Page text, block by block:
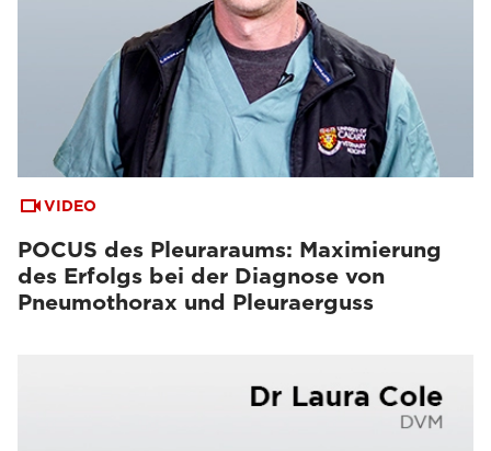
VIDEO
POCUS des Pleuraraums: Maximierung
des Erfolgs bei der Diagnose von
Pneumothorax und Pleuraerguss